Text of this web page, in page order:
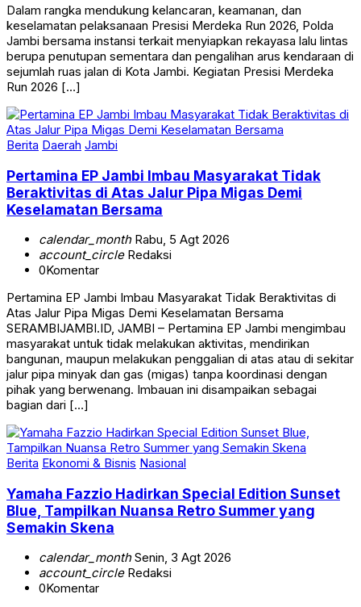
Dalam rangka mendukung kelancaran, keamanan, dan
keselamatan pelaksanaan Presisi Merdeka Run 2026, Polda
Jambi bersama instansi terkait menyiapkan rekayasa lalu lintas
berupa penutupan sementara dan pengalihan arus kendaraan di
sejumlah ruas jalan di Kota Jambi. Kegiatan Presisi Merdeka
Run 2026 […]
Berita Daerah Jambi
Pertamina EP Jambi Imbau Masyarakat Tidak
Beraktivitas di Atas Jalur Pipa Migas Demi
Keselamatan Bersama
calendar_monthRabu, 5 Agt 2026
account_circleRedaksi
0Komentar
Pertamina EP Jambi Imbau Masyarakat Tidak Beraktivitas di
Atas Jalur Pipa Migas Demi Keselamatan Bersama
SERAMBIJAMBI.ID, JAMBI – Pertamina EP Jambi mengimbau
masyarakat untuk tidak melakukan aktivitas, mendirikan
bangunan, maupun melakukan penggalian di atas atau di sekitar
jalur pipa minyak dan gas (migas) tanpa koordinasi dengan
pihak yang berwenang. Imbauan ini disampaikan sebagai
bagian dari […]
Berita Ekonomi & Bisnis Nasional
Yamaha Fazzio Hadirkan Special Edition Sunset
Blue, Tampilkan Nuansa Retro Summer yang
Semakin Skena
calendar_monthSenin, 3 Agt 2026
account_circleRedaksi
0Komentar